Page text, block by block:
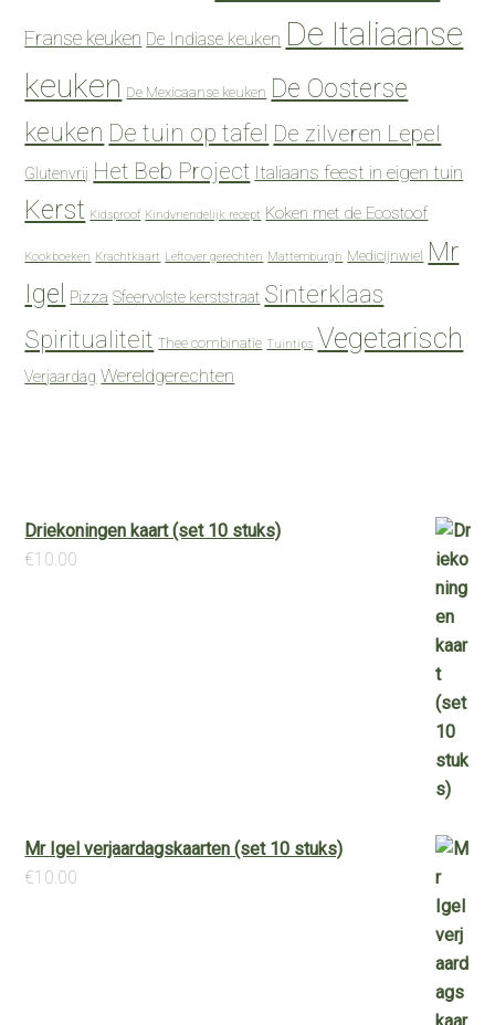
Franse keuken De Indiase keuken De Italiaanse
keuken De Mexicaanse keuken De Oosterse
keuken De tuin op tafel De zilveren Lepel
Glutenvrij Het Beb Project Italiaans feest in eigen tuin
Kerst Kidsproof Kindvriendelijk recept Koken met de Ecostoof
Kookboeken Krachtkaart Leftover gerechten Mattemburgh Medicijnwiel Mr
Igel
Pizza Sfeervolste kerststraat Sinterklaas
Spiritualiteit Thee combinatie Tuintips Vegetarisch
Verjaardag Wereldgerechten
Driekoningen kaart (set 10 stuks)
€10.00
Mr Igel verjaardagskaarten (set 10 stuks)
€10.00